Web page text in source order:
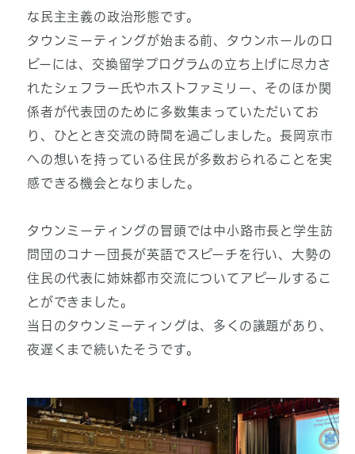
な民主主義の政治形態です。
タウンミーティングが始まる前、タウンホールのロ
ビーには、交換留学プログラムの立ち上げに尽力さ
れたシェフラー氏やホストファミリー、そのほか関
係者が代表団のために多数集まっていただいてお
り、ひととき交流の時間を過ごしました。長岡京市
への想いを持っている住民が多数おられることを実
感できる機会となりました。
タウンミーティングの冒頭では中小路市長と学生訪
問団のコナー団長が英語でスピーチを行い、大勢の
住民の代表に姉妹都市交流についてアピールするこ
とができました。
当日のタウンミーティングは、多くの議題があり、
夜遅くまで続いたそうです。